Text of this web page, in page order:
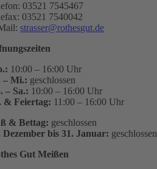
03521 7545467
03521 7540042
strasser@rothesgut.de
10:00 – 16:00 Uhr
– Mi.: geschlossen
– Sa.: 10:00 – 16:00 Uhr
& Feiertag: 11:00 – 16:00 Uhr
& Bettag: geschlossen
Dezember bis 31. Januar: geschlossen
Gut Meißen